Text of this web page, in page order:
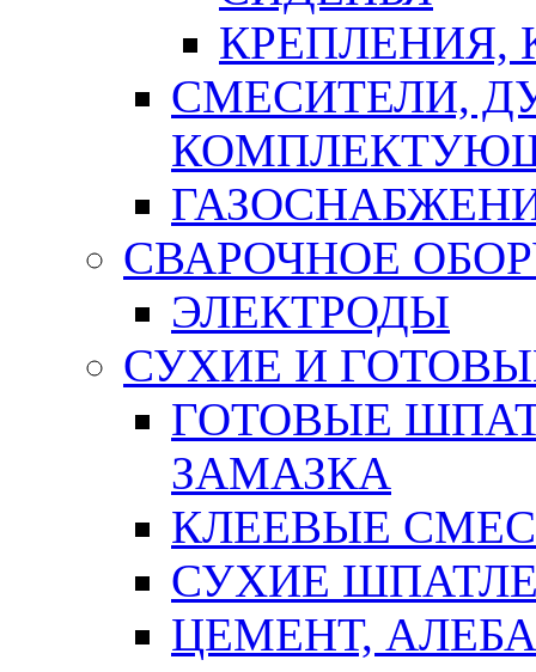
СМЕСИТЕЛИ,
СВАРОЧНОЕ
ЭЛЕКТРОДЫ
СУХИЕ И
ГОТОВЫЕ
ЗАМАЗКА
КЛЕЕВЫЕ
СУХИЕ
ЦЕМЕНТ,